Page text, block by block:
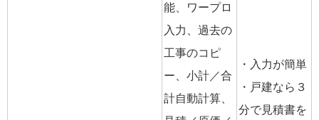
能、ワープロ
入力、過去の
工事のコピ
ー、小計／合
計自動計算、
・入力が簡単
・戸建なら３
分で見積書を